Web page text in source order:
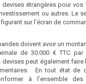
étrangères pour
ou autres. Le
sur l’écran de
doivent avoir un
de 30.000 € TTC
peut également faire
En tout état de
à l’ensemble